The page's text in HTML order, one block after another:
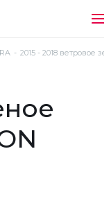
2015 - 2018 ветровое